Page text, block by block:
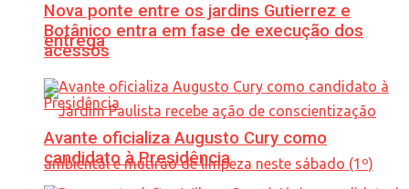
entrega
Nova ponte entre os jardins Gutierrez e
Botânico entra em fase de execução dos
acessos
Avante oficializa Augusto Cury como
candidato à Presidência